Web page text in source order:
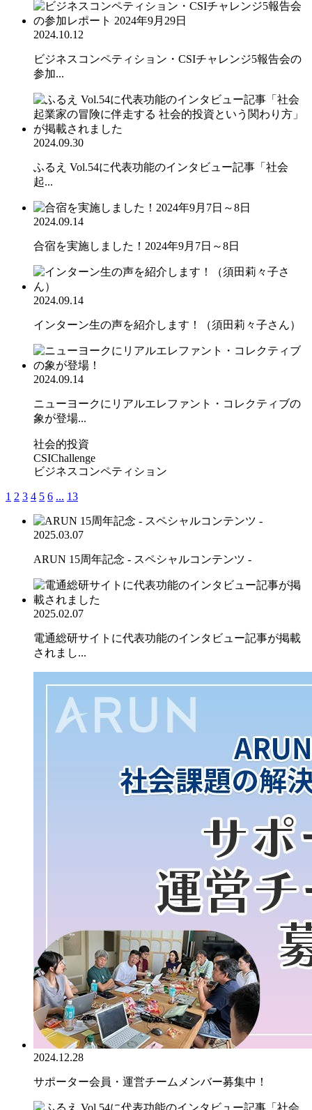
2024.10.12
ビジネスコンペティション・CSIチャレンジ5報告会の
参加...
2024.09.30
ふるえ Vol.54に代表功能のインタビュー記事「社会
起...
2024.09.14
合宿を実施しました！2024年9月7日～8日
2024.09.14
インターン生の声を紹介します！（須田莉々子さん）
2024.09.14
ニューヨークにリアルエレファント・コレクティブの
象が登場...
社会的投資
CSIChallenge
ビジネスコンペティション
1 2 3 4 5 6 ... 13
2025.03.07
ARUN 15周年記念 - スペシャルコンテンツ -
2025.02.07
電通総研サイトに代表功能のインタビュー記事が掲載
されまし...
2024.12.28
サポーター会員・運営チームメンバー募集中！